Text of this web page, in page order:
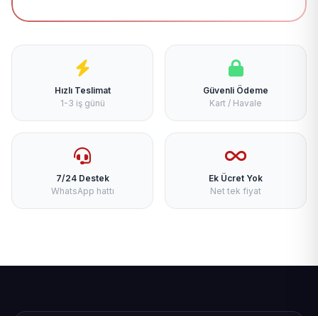
Hızlı Teslimat
1-3 iş günü
Güvenli Ödeme
Kart / Havale
7/24 Destek
WhatsApp hattı
Ek Ücret Yok
Net tek fiyat